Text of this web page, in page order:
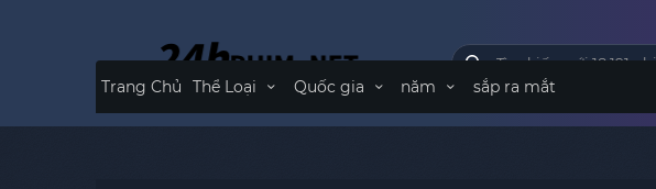
Trang Chủ Thể Loại Quốc gia năm sắp ra mắt